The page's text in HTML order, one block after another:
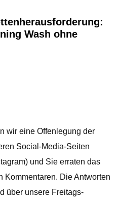
Wash ohne
wir eine Offenlegung der
Social-Media-Seiten
und Sie erraten das
Kommentaren. Die Antworten
über unsere Freitags-